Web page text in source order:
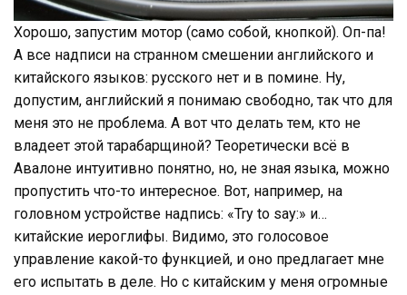
Хорошо, запустим мотор (само собой, кнопкой). Оп-па!
А все надписи на странном смешении английского и
китайского языков: русского нет и в помине. Ну,
допустим, английский я понимаю свободно, так что для
меня это не проблема. А вот что делать тем, кто не
владеет этой тарабарщиной? Теоретически всё в
Авалоне интуитивно понятно, но, не зная языка, можно
пропустить что-то интересное. Вот, например, на
головном устройстве надпись: «Try to say:» и…
китайские иероглифы. Видимо, это голосовое
управление какой-то функцией, и оно предлагает мне
его испытать в деле. Но с китайским у меня огромные